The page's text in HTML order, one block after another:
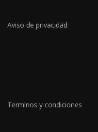
Aviso de privacidad
Terminos y condiciones